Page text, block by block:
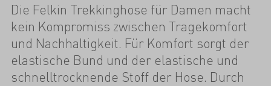
Die Felkin Trekkinghose für Damen macht
kein Kompromiss zwischen Tragekomfort
und Nachhaltigkeit. Für Komfort sorgt der
elastische Bund und der elastische und
schnelltrocknende Stoff der Hose. Durch